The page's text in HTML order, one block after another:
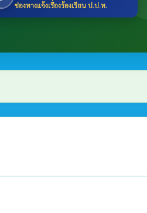
ช่องทางแจ้งเรื่องร้องเรียน ป.ป.ท.